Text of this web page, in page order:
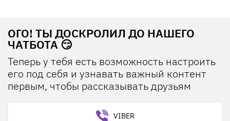
ОГО! ТЫ ДОСКРОЛИЛ ДО НАШЕГО
ЧАТБОТА 😏
Теперь у тебя есть возможность настроить
его под себя и узнавать важный контент
первым, чтобы рассказывать друзьям
VIBER